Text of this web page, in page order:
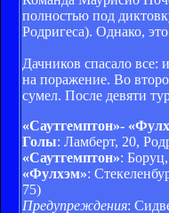
полностью под
Родригеса). Однако,
Дачников спасало все:
на поражение. Во
сумел. После девяти
«Саутгемптон»-
Голы: Ламберт, 20,
«Саутгемптон»:
«Фулхэм»:
75)
Предупреждения: